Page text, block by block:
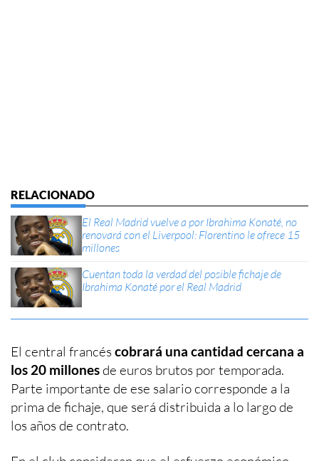
El Real Madrid vuelve a por Ibrahima Konaté, no
renovará con el Liverpool: Florentino le ofrece 15
millones
Cuentan toda la verdad del posible fichaje de
Ibrahima Konaté por el Real Madrid
El central francés cobrará una cantidad cercana a
los 20 millonesde euros brutos por temporada.
Parte importante de ese salario corresponde a la
prima de fichaje, que será distribuida a lo largo de
los años de contrato.